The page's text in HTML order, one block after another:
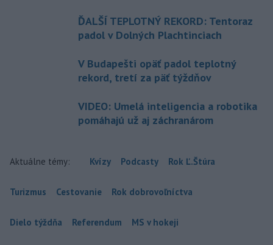
ĎALŠÍ TEPLOTNÝ REKORD: Tentoraz
padol v Dolných Plachtinciach
V Budapešti opäť padol teplotný
rekord, tretí za päť týždňov
VIDEO: Umelá inteligencia a robotika
pomáhajú už aj záchranárom
Aktuálne témy: Kvízy Podcasty Rok Ľ.Štúra
Turizmus Cestovanie Rok dobrovoľníctva
Dielo týždňa Referendum MS v hokeji